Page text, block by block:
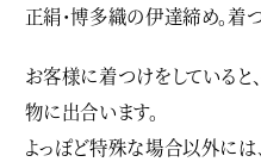
正絹・博多織の伊達締め。着
お客様に着つけをしている
物に出合います。
よっぽど特殊な場合以外には